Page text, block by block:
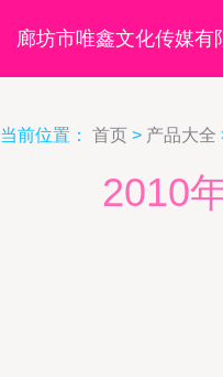
廊坊市唯鑫文化传媒有
当前位置： 首页 > 产品大全
2010